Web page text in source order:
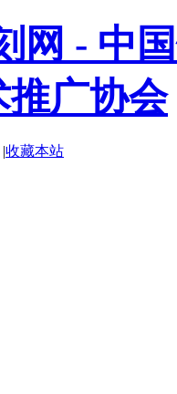
|收藏本站